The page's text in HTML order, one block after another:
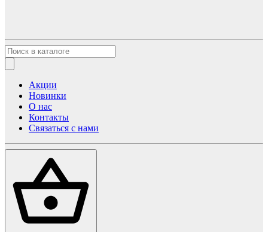
Акции
Новинки
О нас
Контакты
Связаться с нами